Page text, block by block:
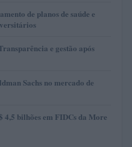
de planos de saúde e
e gestão após
Sachs no mercado de
bilhões em FIDCs da More